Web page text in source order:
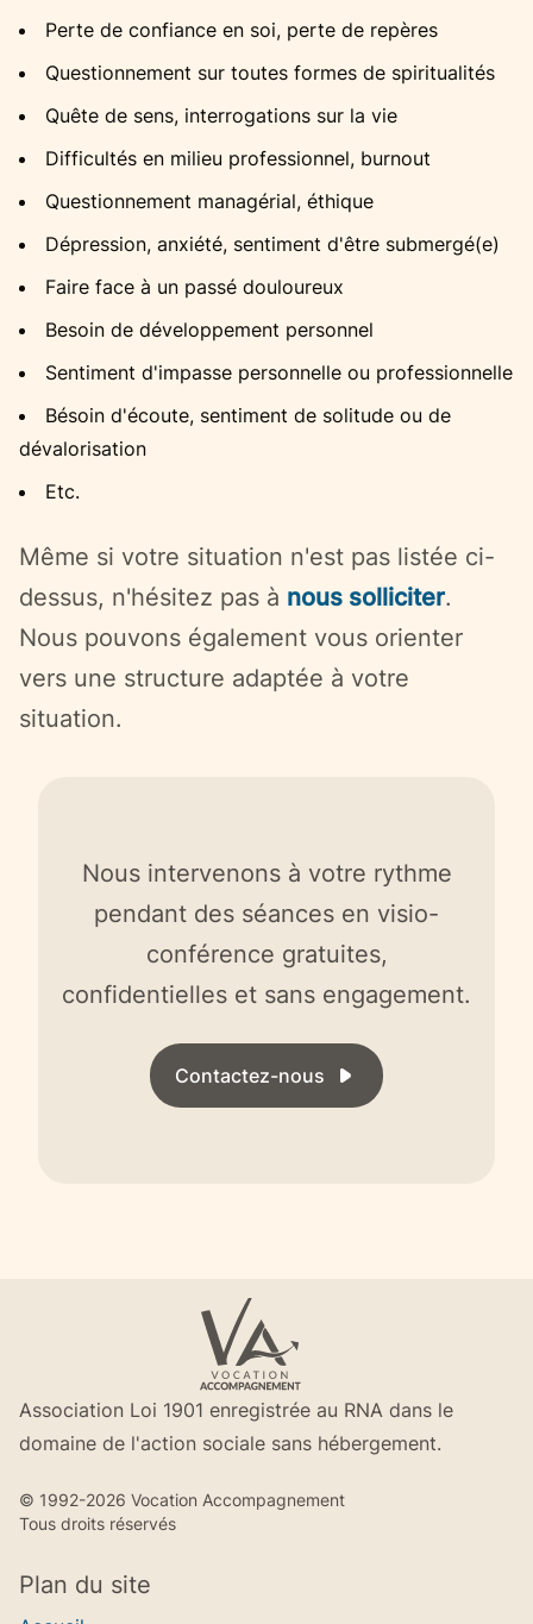
Perte de confiance en soi, perte de repères
Questionnement sur toutes formes de spiritualités
Quête de sens, interrogations sur la vie
Difficultés en milieu professionnel, burnout
Questionnement managérial, éthique
Dépression, anxiété, sentiment d'être submergé(e)
Faire face à un passé douloureux
Besoin de développement personnel
Sentiment d'impasse personnelle ou professionnelle
Bésoin d'écoute, sentiment de solitude ou de
dévalorisation
Etc.
Même si votre situation n'est pas listée ci-
dessus, n'hésitez pas à nous solliciter.
Nous pouvons également vous orienter
vers une structure adaptée à votre
situation.
Nous intervenons à votre rythme
pendant des séances en visio-
conférence gratuites,
confidentielles et sans engagement.
Contactez-nous
Association Loi 1901 enregistrée au RNA dans le
domaine de l'action sociale sans hébergement.
© 1992-2026 Vocation Accompagnement
Tous droits réservés
Plan du site